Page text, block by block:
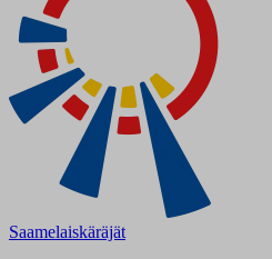
Saamelaiskäräjät